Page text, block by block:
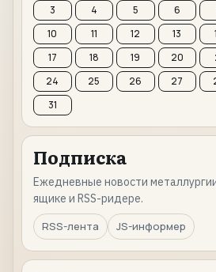
3
4 5 6
10
11 12 13
17
18 19 20
24
25 26 27
31
Подписка
Ежедневные новости
ящике и RSS-ридере.
RSS-лента
JS-информер